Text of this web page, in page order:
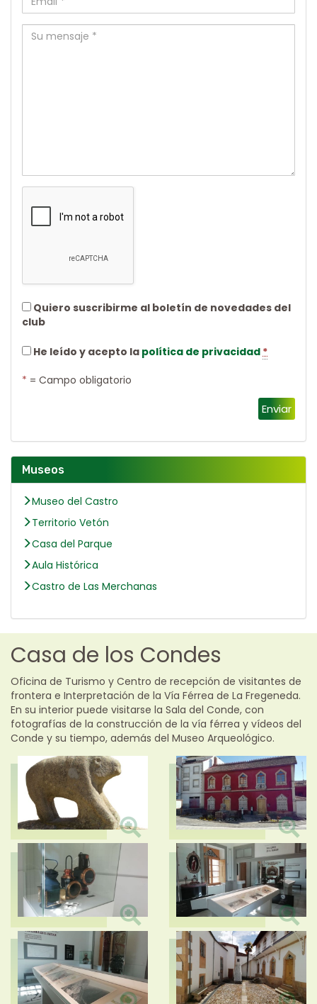
Quiero suscribirme al boletín de novedades del
club
He leído y acepto la política de privacidad*
* = Campo obligatorio
Enviar
Museos
Museo del Castro
Territorio Vetón
Casa del Parque
Aula Histórica
Castro de Las Merchanas
Casa de los Condes
Oficina de Turismo y Centro de recepción de visitantes de
frontera e Interpretación de la Vía Férrea de La Fregeneda.
En su interior puede visitarse la Sala del Conde, con
fotografías de la construcción de la vía férrea y vídeos del
Conde y su tiempo, además del Museo Arqueológico.